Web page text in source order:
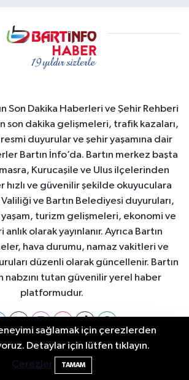
Son Dakika Haberleri ve Şehir Rehberi
son dakika gelişmeleri, trafik kazaları,
duyurular ve şehir yaşamına dair
Bartın İnfo’da. Bartın merkez başta
Kurucaşile ve Ulus ilçelerinden
hızlı ve güvenilir şekilde okuyuculara
Valiliği ve Bartın Belediyesi duyuruları,
turizm gelişmeleri, ekonomi ve
olarak yayınlanır. Ayrıca Bartın
hava durumu, namaz vakitleri ve
düzenli olarak güncellenir. Bartın
nabzını tutan güvenilir yerel haber
platformudur.
Bartın Hava Durumu
sağlamak için çerezlerden
Detaylar için lütfen tıklayın.
Çerezler
TAMAM
Şafak Operasyonu: 5 Gözaltı, 4